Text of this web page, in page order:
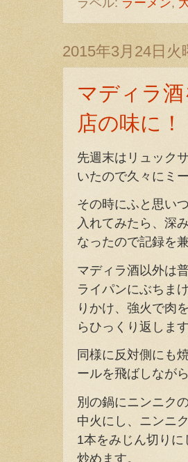
ラベル: ラーメン,
2015年3月24日火
マディラ
店の味に！
先週末はリュック
いたので久々にミ
その時にふと思い
入れてみたら、深
なったので記録を
マディラ酒以外は
ライパンにぶちま
りかけ、強火で肉
らひっくり返します
同様に反対側にも
ールを飛ばしなが
別の鍋にニンニク
中火にし、ニンニ
1本をみじん切り
炒めます。